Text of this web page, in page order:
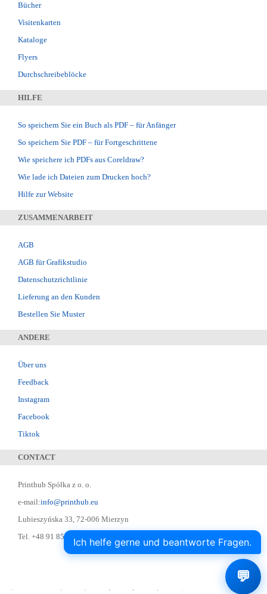
Bücher
Visitenkarten
Kataloge
Flyers
Durchschreibeblöcke
HILFE
So speichern Sie ein Buch als PDF – für Anfänger
So speichern Sie PDF – für Fortgeschrittene
Wie speichere ich PDFs aus Coreldraw?
Wie lade ich Dateien zum Drucken hoch?
Hilfe zur Website
ZUSAMMENARBEIT
AGB
AGB für Grafikstudio
Datenschutzrichtlinie
Lieferung an den Kunden
Bestellen Sie Muster
ANDERE
Über uns
Feedback
Instagram
Facebook
Tiktok
CONTACT
Printhub Spółka z o. o.
e-mail:info@printhub.eu
Lubieszyńska 33, 72-006 Mierzyn
Tel. +48 91 852 22 22 ; Skype: designer75
Ich helfe gerne und beantworte Fragen.
💬